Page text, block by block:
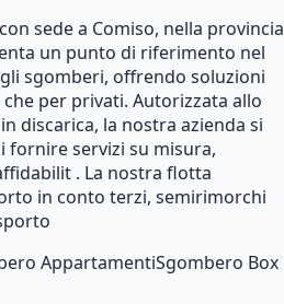
sede a Comiso, nella provincia
un punto di riferimento nel
sgomberi, offrendo soluzioni
per privati. Autorizzata allo
discarica, la nostra azienda si
fornire servizi su misura,
. La nostra flotta
in conto terzi, semirimorchi
AppartamentiSgombero Box